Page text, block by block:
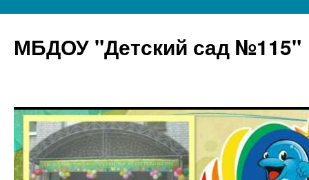
МБДОУ "Детский сад №115"